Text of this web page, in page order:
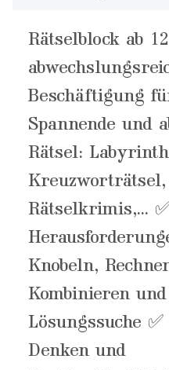
Rätselblock ab
Beschäftigung
Spannende und
Rätsel:
Rätselkrimis,...
Knobeln,
Kombinieren
Lösungssuche
Denken und